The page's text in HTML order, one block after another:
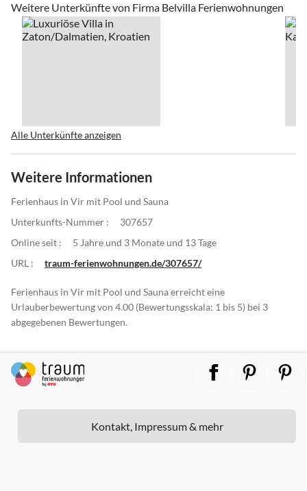
Weitere Unterkünfte von Firma Belvilla Ferienwohnungen
Alle Unterkünfte anzeigen
Weitere Informationen
Ferienhaus in Vir mit Pool und Sauna
Unterkunfts-Nummer :
307657
Online seit :
5 Jahre und 3 Monate und 13 Tage
URL :
traum-ferienwohnungen.de/307657/
Ferienhaus in Vir mit Pool und Sauna erreicht eine
Urlauberbewertung von 4.00 (Bewertungsskala: 1 bis 5) bei 3
abgegebenen Bewertungen.
Kontakt, Impressum & mehr